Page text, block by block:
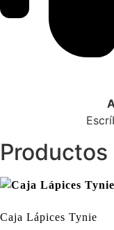
Caja Lápices Tynie